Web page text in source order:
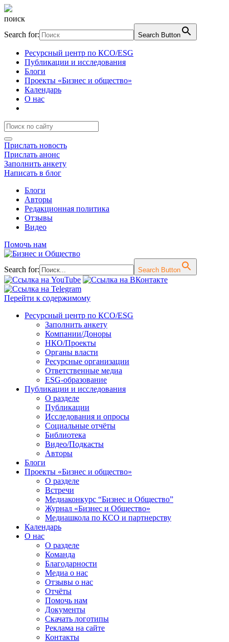
поиск
Search for:
Search Button
Ресурсный центр по КСО/ESG
Публикации и исследования
Блоги
Проекты «Бизнес и общество»
Календарь
О нас
Прислать новость
Прислать анонс
Заполнить анкету
Написать в блог
Блоги
Авторы
Редакционная политика
Отзывы
Видео
Помочь нам
Search for: Search Button
Перейти к содержимому
Ресурсный центр по КСО/ESG
Заполнить анкету
Компании/Доноры
НКО/Проекты
Органы власти
Ресурсные организации
Ответственные медиа
ESG-образование
Публикации и исследования
О разделе
Публикации
Исследования и опросы
Социальные отчёты
Библиотека
Видео/Подкасты
Авторы
Блоги
Проекты «Бизнес и общество»
О разделе
Встречи
Медиаконкурс “Бизнес и Общество”
Журнал «Бизнес и Общество»
Медиашкола по КСО и партнерству
Календарь
О нас
О разделе
Команда
Благодарности
Медиа о нас
Отзывы о нас
Отчёты
Помочь нам
Документы
Скачать логотипы
Реклама на сайте
Контакты